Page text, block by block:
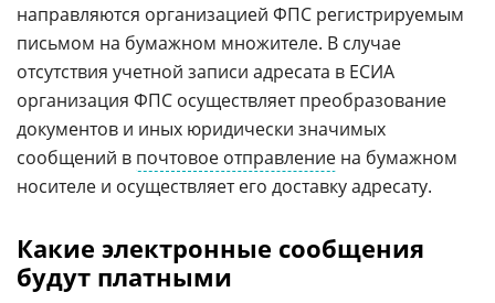
направляются организацией ФПС регистрируемым
письмом на бумажном множителе. В случае
отсутствия учетной записи адресата в ЕСИА
организация ФПС осуществляет преобразование
документов и иных юридически значимых
сообщений в почтовое отправление на бумажном
носителе и осуществляет его доставку адресату.
Какие электронные сообщения
будут платными